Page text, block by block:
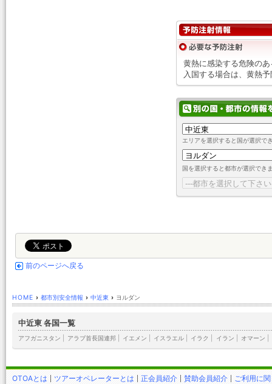
黄熱に感染する危険の
入国する場合は、黄熱
エリアを選択すると国が選択で
国を選択すると都市が選択でき
前のページへ戻る
HOME › 都市別安全情報 › 中近東 › ヨルダン
中近東 各国一覧
アフガニスタン アラブ首長国連邦 イエメン イスラエル イラク イラン オマーン
OTOAとは ツアーオペレーターとは 正会員紹介 賛助会員紹介 ご利用に